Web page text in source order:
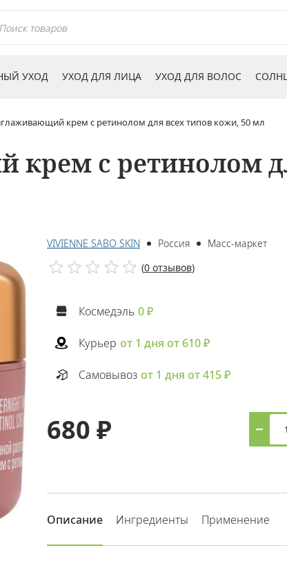
УХОД УХОД ДЛЯ ЛИЦА УХОД ДЛЯ ВОЛОС
крем с ретинолом для всех типов кожи, 50 мл
с ретинолом
VIVIENNE SABO SKIN Россия Масс-маркет
(0 отзывов)
Космедэль 0 ₽
Курьер от 1 дня от 610 ₽
Самовывоз от 1 дня от 415 ₽
680 ₽ −
Описание Ингредиенты Применение